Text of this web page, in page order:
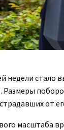
недели стало
Размеры
от
масштаба